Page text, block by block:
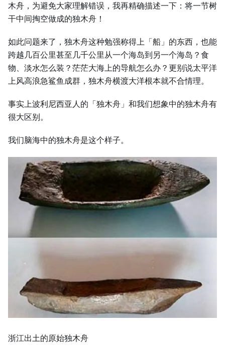
木舟，为避免大家理解错误，我再精确描述一下：将一节树
干中间掏空做成的独木舟！
如此问题来了，独木舟这种勉强称得上「船」的东西，也能
跨越几百公里甚至几千公里从一个海岛到另一个海岛？食
物、淡水怎么装？茫茫大海上的导航怎么办？更别说太平洋
上风高浪急鲨鱼成群，独木舟横渡大洋根本就不合情理。
事实上波利尼西亚人的「独木舟」和我们想象中的独木舟有
很大区别。
我们脑海中的独木舟是这个样子。
浙江出土的原始独木舟